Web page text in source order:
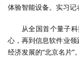
体验智能设备。实习记
从全国首个量子
心，再到信息软件业
经济发展的“北京名片”。